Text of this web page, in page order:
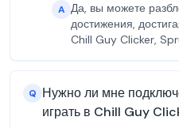
A Да, вы можете
достижения,
Chill Guy Clicker,
Q Нужно ли мне
играть в Chill Guy